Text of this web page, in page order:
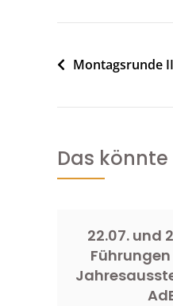
Montagsrunde
Das könnte
22.07. und